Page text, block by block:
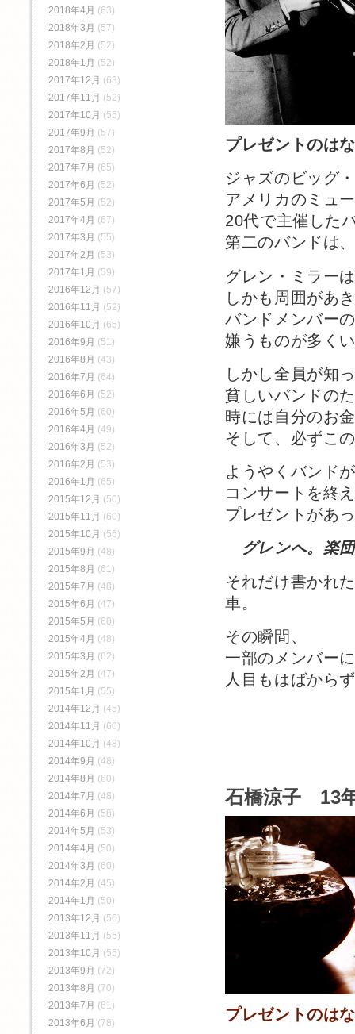
プレゼントのは
ジャズのビッグ
アメリカのミュ
20代で主催した
第二のバンドは
グレン・ミラー
しかも周囲があ
バンドメンバー
嫌うものが多く
しかし全員が知
貧しいバンドの
時には自分のお
そして、必ずこ
ようやくバンド
コンサートを終
プレゼントがあ
グレンへ。楽
それだけ書かれ
車。
その瞬間、
一部のメンバー
人目もはばから
石橋涼子 13
プレゼントのは
2018年4月 (63)
2018年3月 (57)
2018年2月 (52)
2018年1月 (52)
2017年12月 (63)
2017年11月 (52)
2017年10月 (55)
2017年9月 (57)
2017年8月 (52)
2017年7月 (65)
2017年6月 (52)
2017年5月 (52)
2017年4月 (67)
2017年3月 (55)
2017年2月 (53)
2017年1月 (59)
2016年12月 (57)
2016年11月 (52)
2016年10月 (65)
2016年9月 (51)
2016年8月 (43)
2016年7月 (64)
2016年6月 (52)
2016年5月 (60)
2016年4月 (49)
2016年3月 (52)
2016年2月 (53)
2016年1月 (65)
2015年12月 (50)
2015年11月 (60)
2015年10月 (56)
2015年9月 (48)
2015年8月 (61)
2015年7月 (48)
2015年6月 (47)
2015年5月 (60)
2015年4月 (48)
2015年3月 (62)
2015年2月 (47)
2015年1月 (55)
2014年12月 (45)
2014年11月 (60)
2014年10月 (48)
2014年9月 (48)
2014年8月 (60)
2014年7月 (48)
2014年6月 (58)
2014年5月 (53)
2014年4月 (50)
2014年3月 (60)
2014年2月 (45)
2014年1月 (50)
2013年12月 (56)
2013年11月 (55)
2013年10月 (55)
2013年9月 (72)
2013年8月 (70)
2013年7月 (61)
2013年6月 (78)